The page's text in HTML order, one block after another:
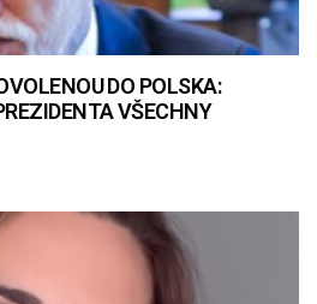
DO POLSKA:
VŠECHNY